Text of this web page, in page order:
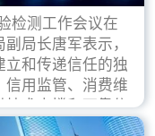
检测工作会议在
局长唐军表示，
立和传递信任的独
信用监管、消费维
技术支撑和可靠依